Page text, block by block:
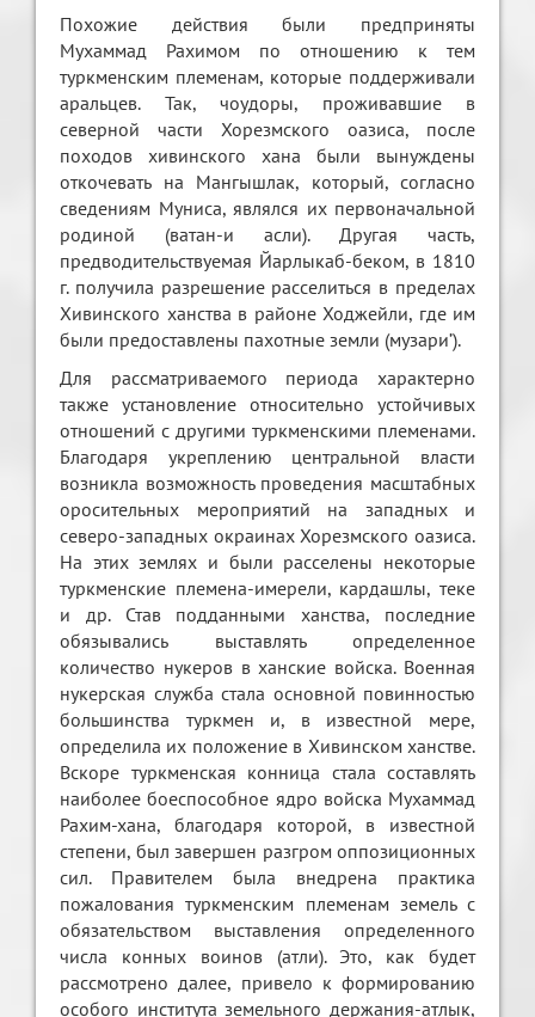
Похожие действия были предприняты
Мухаммад Рахимом по отношению к тем
туркменским племенам, которые поддерживали
аральцев. Так, чоудоры, проживавшие в
северной части Хорезмского оазиса, после
походов хивинского хана были вынуждены
откочевать на Мангышлак, который, согласно
сведениям Муниса, являлся их первоначальной
родиной (ватан-и асли). Другая часть,
предводительствуемая Йарлыкаб-беком, в 1810
г. получила разрешение расселиться в пределах
Хивинского ханства в районе Ходжейли, где им
были предоставлены пахотные земли (музари’).
Для рассматриваемого периода характерно
также установление относительно устойчивых
отношений с другими туркменскими племенами.
Благодаря укреплению центральной власти
возникла возможность проведения масштабных
оросительных мероприятий на западных и
северо-западных окраинах Хорезмского оазиса.
На этих землях и были расселены некоторые
туркменские племена-имерели, кардашлы, теке
и др. Став подданными ханства, последние
обязывались выставлять определенное
количество нукеров в ханские войска. Военная
нукерская служба стала основной повинностью
большинства туркмен и, в известной мере,
определила их положение в Хивинском ханстве.
Вскоре туркменская конница стала составлять
наиболее боеспособное ядро войска Мухаммад
Рахим-хана, благодаря которой, в известной
степени, был завершен разгром оппозиционных
сил. Правителем была внедрена практика
пожалования туркменским племенам земель с
обязательством выставления определенного
числа конных воинов (атли). Это, как будет
рассмотрено далее, привело к формированию
особого института земельного держания-атлык,